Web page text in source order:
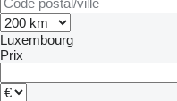
Luxembourg
Prix